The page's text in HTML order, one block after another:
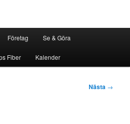
Företag Se & Göra
Fiber Kalender
Nästa →